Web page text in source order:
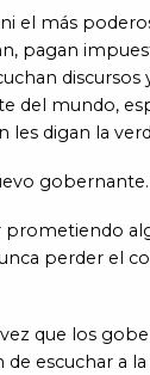
el más
pagan
discursos
del mundo,
les digan la
gobernante.
prometiendo
perder el
que los
escuchar a la